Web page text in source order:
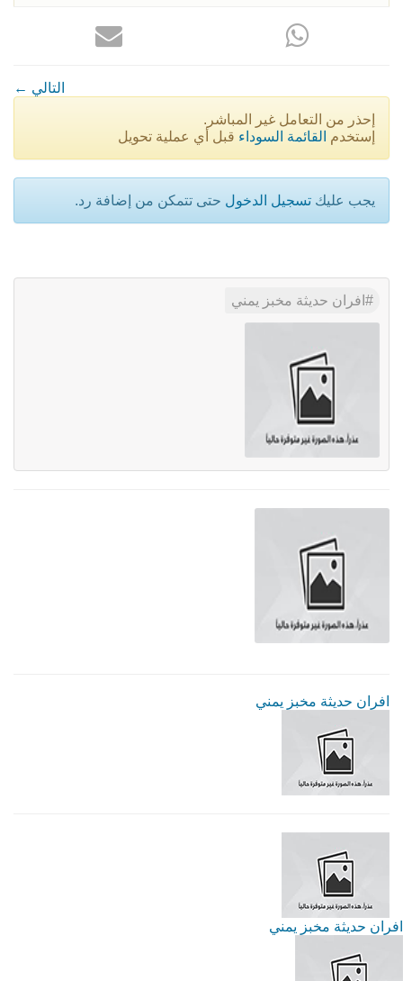
← التالي
إحذر من التعامل غير المباشر.
إستخدم القائمة السوداء قبل أي عملية تحويل
يجب عليك تسجيل الدخول حتى تتمكن من إضافة رد.
افران حديثة مخبز يمني
افران حديثة مخبز يمني
افران حديثة مخبز يمني